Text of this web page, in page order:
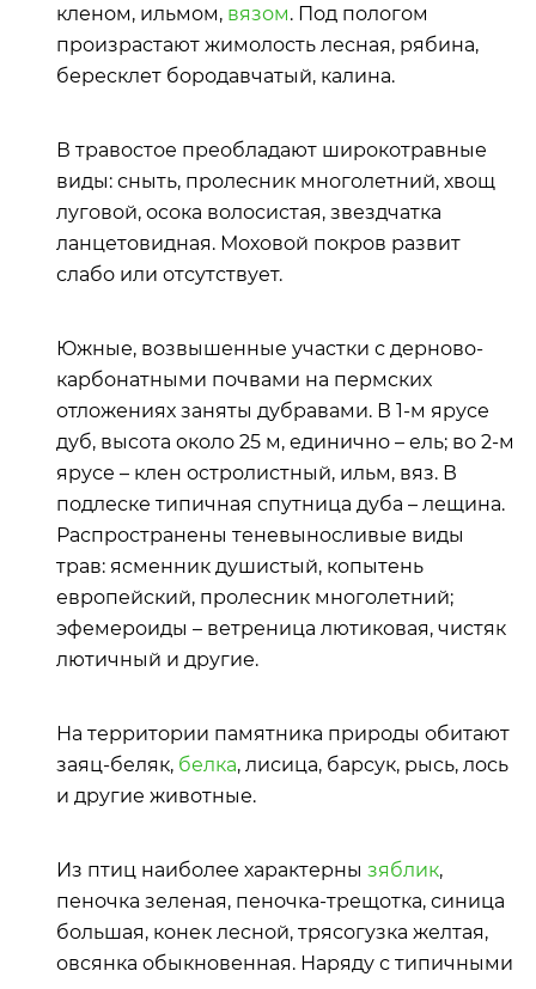
кленом, ильмом, вязом. Под пологом
произрастают жимолость лесная, рябина,
бересклет бородавчатый, калина.
В травостое преобладают широкотравные
виды: сныть, пролесник многолетний, хвощ
луговой, осока волосистая, звездчатка
ланцетовидная. Моховой покров развит
слабо или отсутствует.
Южные, возвышенные участки с дерново-
карбонатными почвами на пермских
отложениях заняты дубравами. В 1-м ярусе
дуб, высота около 25 м, единично – ель; во 2-м
ярусе – клен остролистный, ильм, вяз. В
подлеске типичная спутница дуба – лещина.
Распространены теневыносливые виды
трав: ясменник душистый, копытень
европейский, пролесник многолетний;
эфемероиды – ветреница лютиковая, чистяк
лютичный и другие.
На территории памятника природы обитают
заяц-беляк, белка, лисица, барсук, рысь, лось
и другие животные.
Из птиц наиболее характерны зяблик,
пеночка зеленая, пеночка-трещотка, синица
большая, конек лесной, трясогузка желтая,
овсянка обыкновенная. Наряду с типичными